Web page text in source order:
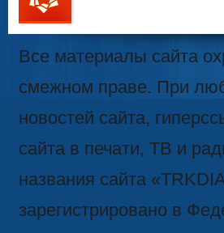
111
Все материалы сайта
смежном праве. При
новостей сайта,
сайта в печати, ТВ и
названия сайта
зарегистрировано в